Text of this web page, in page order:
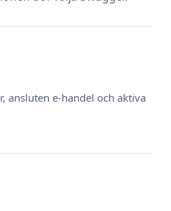
ansluten e-handel och aktiva